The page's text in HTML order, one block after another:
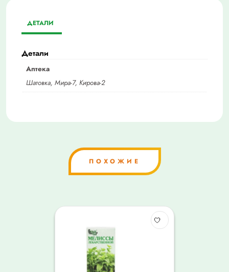
ДЕТАЛИ
Детали
Аптека
Шатовка, Мира-7, Кирова-2
ПОХОЖИЕ